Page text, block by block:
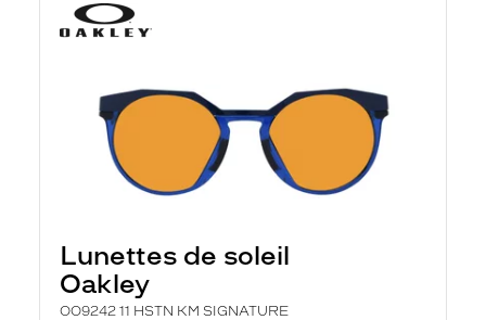
Lunettes de soleil
Oakley
OO9242 11 HSTN KM SIGNATURE